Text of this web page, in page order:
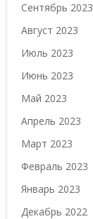
Сентябрь 2023
Август 2023
Июль 2023
Июнь 2023
Май 2023
Апрель 2023
Март 2023
Февраль 2023
Январь 2023
Декабрь 2022